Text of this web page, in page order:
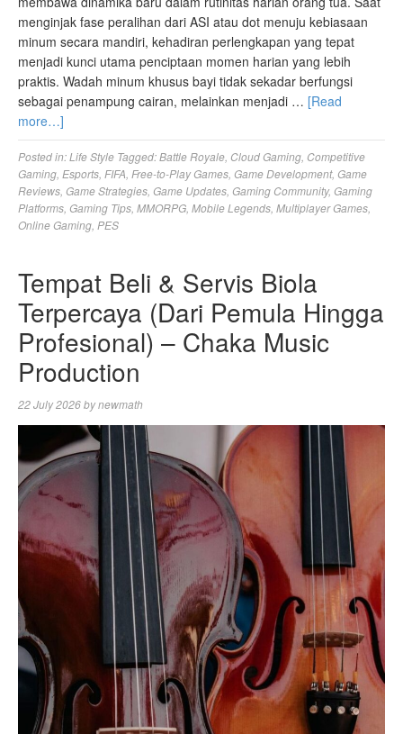
menginjak fase peralihan dari ASI atau dot menuju kebiasaan
minum secara mandiri, kehadiran perlengkapan yang tepat
menjadi kunci utama penciptaan momen harian yang lebih
praktis. Wadah minum khusus bayi tidak sekadar berfungsi
sebagai penampung cairan, melainkan menjadi … [Read
more…]
Posted in:Life Style Tagged:Battle Royale Cloud Gaming Competitive
Gaming Esports FIFA Free-to-Play Games Game Development, Game
Reviews Game Strategies Game Updates Gaming Community, Gaming
Platforms Gaming Tips MMORPG Mobile Legends Multiplayer Games
Online Gaming PES
Tempat Beli & Servis Biola
Terpercaya (Dari Pemula Hingga
Profesional) – Chaka Music
Production
22 July 2026bynewmath